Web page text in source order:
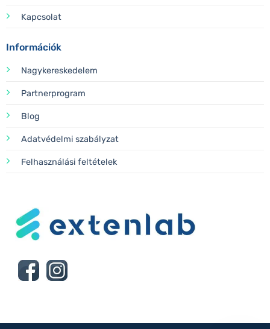
Kapcsolat
Információk
Nagykereskedelem
Partnerprogram
Blog
Adatvédelmi szabályzat
Felhasználási feltételek